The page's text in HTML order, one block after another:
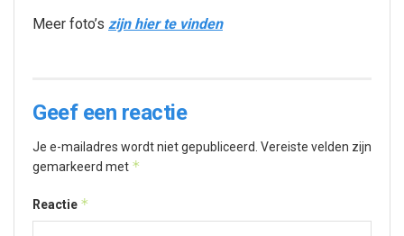
Meer foto’s zijn hier te vinden
Geef een reactie
Je e-mailadres wordt niet gepubliceerd. Vereiste velden zijn
gemarkeerd met *
Reactie *